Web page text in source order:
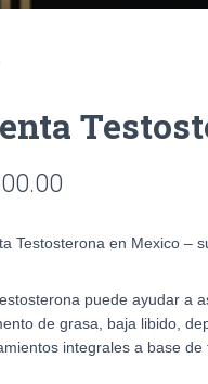
Testosterona en Mexico –
puede ayudar a
de grasa, baja libido,
integrales a base